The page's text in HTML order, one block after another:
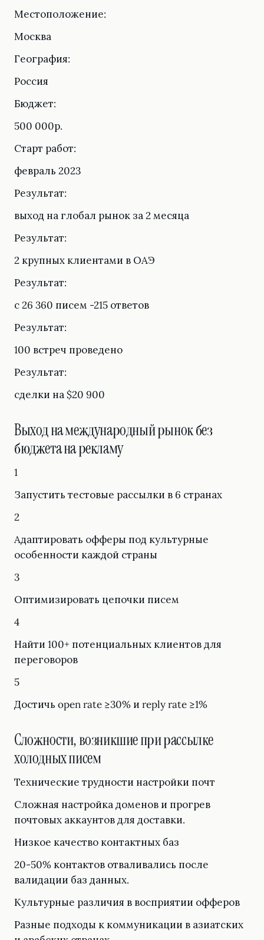
Местоположение:
Москва
География:
Россия
Бюджет:
500 000р.
Старт работ:
февраль 2023
Результат:
выход на глобал рынок за 2 месяца
Результат:
2 крупных клиентами в ОАЭ
Результат:
с 26 360 писем -215 ответов
Результат:
100 встреч проведено
Результат:
сделки на $20 900
Выход на международный рынок без
бюджета на рекламу
1
Запустить тестовые рассылки в 6 странах
2
Адаптировать офферы под культурные
особенности каждой страны
3
Оптимизировать цепочки писем
4
Найти 100+ потенциальных клиентов для
переговоров
5
Достичь open rate ≥30% и reply rate ≥1%
Cложности, возникшие при рассылке
холодных писем
Технические трудности настройки почт
Сложная настройка доменов и прогрев
почтовых аккаунтов для доставки.
Низкое качество контактных баз
20-50% контактов отваливались после
валидации баз данных.
Культурные различия в восприятии офферов
Разные подходы к коммуникации в азиатских